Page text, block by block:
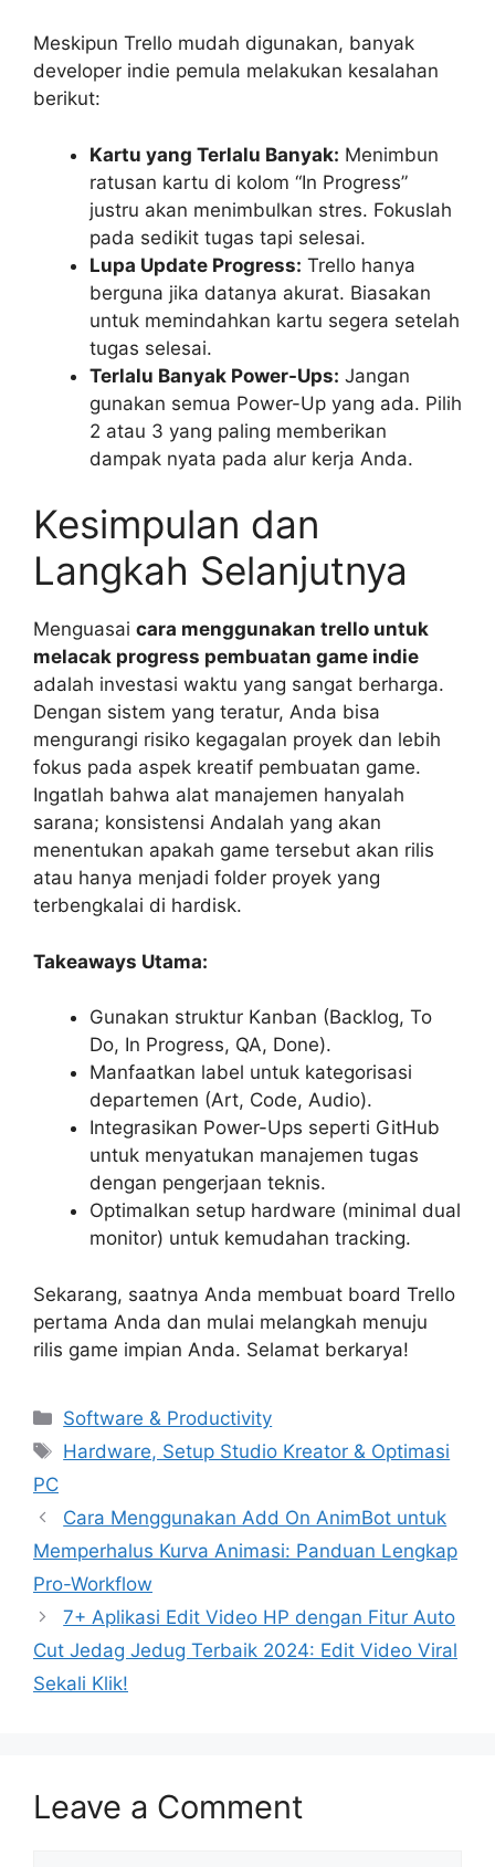
Meskipun Trello mudah digunakan, banyak
developer indie pemula melakukan kesalahan
berikut:
Kartu yang Terlalu Banyak: Menimbun
ratusan kartu di kolom “In Progress”
justru akan menimbulkan stres. Fokuslah
pada sedikit tugas tapi selesai.
Lupa Update Progress: Trello hanya
berguna jika datanya akurat. Biasakan
untuk memindahkan kartu segera setelah
tugas selesai.
Terlalu Banyak Power-Ups: Jangan
gunakan semua Power-Up yang ada. Pilih
2 atau 3 yang paling memberikan
dampak nyata pada alur kerja Anda.
Kesimpulan dan
Langkah Selanjutnya
Menguasai cara menggunakan trello untuk
melacak progress pembuatan game indie
adalah investasi waktu yang sangat berharga.
Dengan sistem yang teratur, Anda bisa
mengurangi risiko kegagalan proyek dan lebih
fokus pada aspek kreatif pembuatan game.
Ingatlah bahwa alat manajemen hanyalah
sarana; konsistensi Andalah yang akan
menentukan apakah game tersebut akan rilis
atau hanya menjadi folder proyek yang
terbengkalai di hardisk.
Takeaways Utama:
Gunakan struktur Kanban (Backlog, To
Do, In Progress, QA, Done).
Manfaatkan label untuk kategorisasi
departemen (Art, Code, Audio).
Integrasikan Power-Ups seperti GitHub
untuk menyatukan manajemen tugas
dengan pengerjaan teknis.
Optimalkan setup hardware (minimal dual
monitor) untuk kemudahan tracking.
Sekarang, saatnya Anda membuat board Trello
pertama Anda dan mulai melangkah menuju
rilis game impian Anda. Selamat berkarya!
Categories
Software & Productivity
Tags
Hardware, Setup Studio Kreator & Optimasi
PC
Cara Menggunakan Add On AnimBot untuk
Memperhalus Kurva Animasi: Panduan Lengkap
Pro-Workflow
7+ Aplikasi Edit Video HP dengan Fitur Auto
Cut Jedag Jedug Terbaik 2024: Edit Video Viral
Sekali Klik!
Leave a Comment